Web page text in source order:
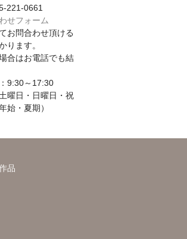
221-0661
せフォーム
お問合わせ頂ける
ります。
合はお電話でも結
9:30～17:30
曜日・日曜日・祝
始・夏期）
品